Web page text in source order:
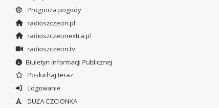
Prognoza pogody
radioszczecin.pl
radioszczecinextra.pl
radioszczecin.tv
Biuletyn Informacji Publicznej
Posłuchaj teraz
Logowanie
DUŻA CZCIONKA